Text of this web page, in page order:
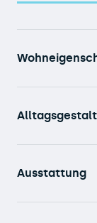
Ausstattung